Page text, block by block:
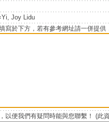
Joy Lidu
寫於下方，若有參考網址請一併提供
以便我們有疑問時能與您聯繫！ (此